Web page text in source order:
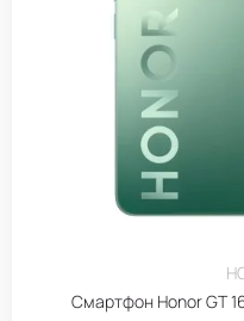
Смартфон Honor GT